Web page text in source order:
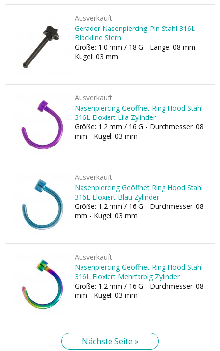
Ausverkauft
Gerader Nasenpiercing-Pin Stahl 316L
Blackline Stern
Größe: 1.0 mm / 18 G - Länge: 08 mm -
Kugel: 03 mm
Ausverkauft
Nasenpiercing Geöffnet Ring Hood Stahl
316L Eloxiert Lila Zylinder
Größe: 1.2 mm / 16 G - Durchmesser: 08
mm - Kugel: 03 mm
Ausverkauft
Nasenpiercing Geöffnet Ring Hood Stahl
316L Eloxiert Blau Zylinder
Größe: 1.2 mm / 16 G - Durchmesser: 08
mm - Kugel: 03 mm
Ausverkauft
Nasenpiercing Geöffnet Ring Hood Stahl
316L Eloxiert Mehrfarbig Zylinder
Größe: 1.2 mm / 16 G - Durchmesser: 08
mm - Kugel: 03 mm
Nächste Seite »